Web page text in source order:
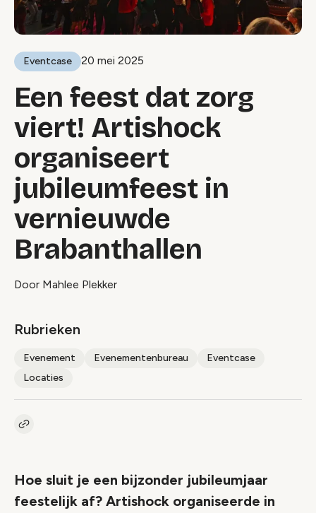
Eventcase 20 mei 2025
Een feest dat zorg
viert! Artishock
organiseert
jubileumfeest in
vernieuwde
Brabanthallen
Door Mahlee Plekker
Rubrieken
Evenement Evenementenbureau
Eventcase
Locaties
Kopieer link naar artikel
Hoe sluit je een bijzonder jubileumjaar
feestelijk af? Artishock organiseerde in